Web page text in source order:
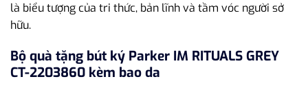
là biểu tượng của tri thức, bản lĩnh và tầm vóc người sở
hữu.
Bộ quà tặng bút ký Parker IM RITUALS GREY
CT-2203860 kèm bao da